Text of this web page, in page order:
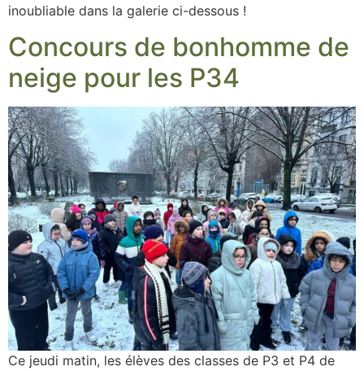
inoubliable dans la galerie ci-dessous !
Concours de bonhomme de
neige pour les P34
Ce jeudi matin, les élèves des classes de P3 et P4 de